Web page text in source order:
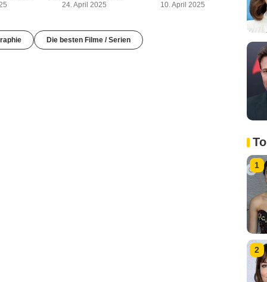
24. April 2025 10. April 2025
Die besten Filme / Serien
1
2